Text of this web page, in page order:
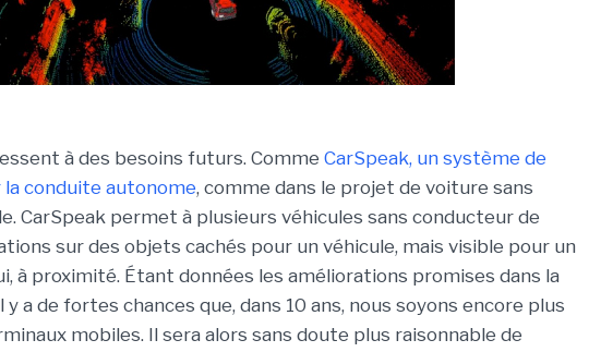
à des besoins futurs. Comme CarSpeak, un système de
conduite autonome, comme dans le projet de voiture sans
CarSpeak permet à plusieurs véhicules sans conducteur de
sur des objets cachés pour un véhicule, mais visible pour un
à proximité. Étant données les améliorations promises dans la
a de fortes chances que, dans 10 ans, nous soyons encore plus
mobiles. Il sera alors sans doute plus raisonnable de